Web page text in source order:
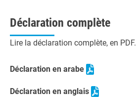
Déclaration complète
Lire la déclaration complète, en PDF.
Déclaration en arabe
Déclaration en anglais